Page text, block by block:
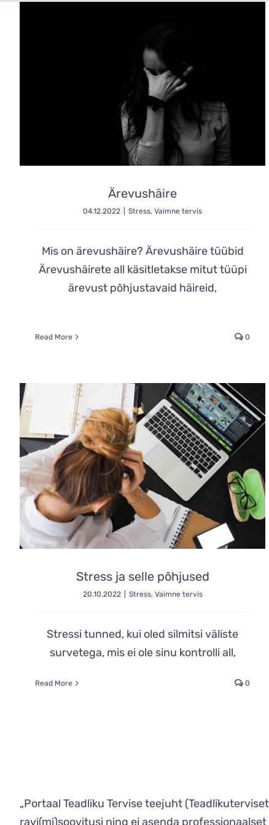
Ärevushäire
04.12.2022 Stress, Vaimne tervis
Mis on ärevushäire? Ärevushäire tüübid
Ärevushäirete all käsitletakse mitut tüüpi
ärevust põhjustavaid häireid,
Read More 0
Stress ja selle põhjused
20.10.2022 Stress, Vaimne tervis
Stressi tunned, kui oled silmitsi väliste
survetega, mis ei ole sinu kontrolli all,
Read More 0
„Portaal Teadliku Tervise teejuht
ravi(mi)soovitusi ning ei asenda